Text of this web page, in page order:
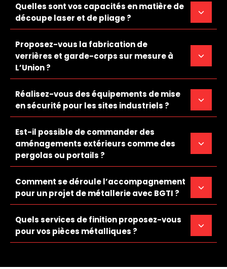
Quelles sont vos capacités en matière de
découpe laser et de pliage ?
Proposez-vous la fabrication de
verrières et garde-corps sur mesure à
L’Union ?
Réalisez-vous des équipements de mise
en sécurité pour les sites industriels ?
Est-il possible de commander des
aménagements extérieurs comme des
pergolas ou portails ?
Comment se déroule l’accompagnement
pour un projet de métallerie avec BGTI ?
Quels services de finition proposez-vous
pour vos pièces métalliques ?